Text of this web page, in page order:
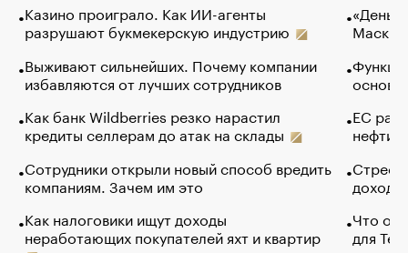
Казино проиграло. Как ИИ-агенты
разрушают букмекерскую индустрию
Выживают сильнейших. Почему компании
избавляются от лучших сотрудников
Как банк Wildberries резко нарастил
кредиты селлерам до атак на склады
Сотрудники открыли новый способ вредить
компаниям. Зачем им это
Как налоговики ищут доходы
неработающих покупателей яхт и квартир
Маск в
основ
ЕС
нефти
Что
для